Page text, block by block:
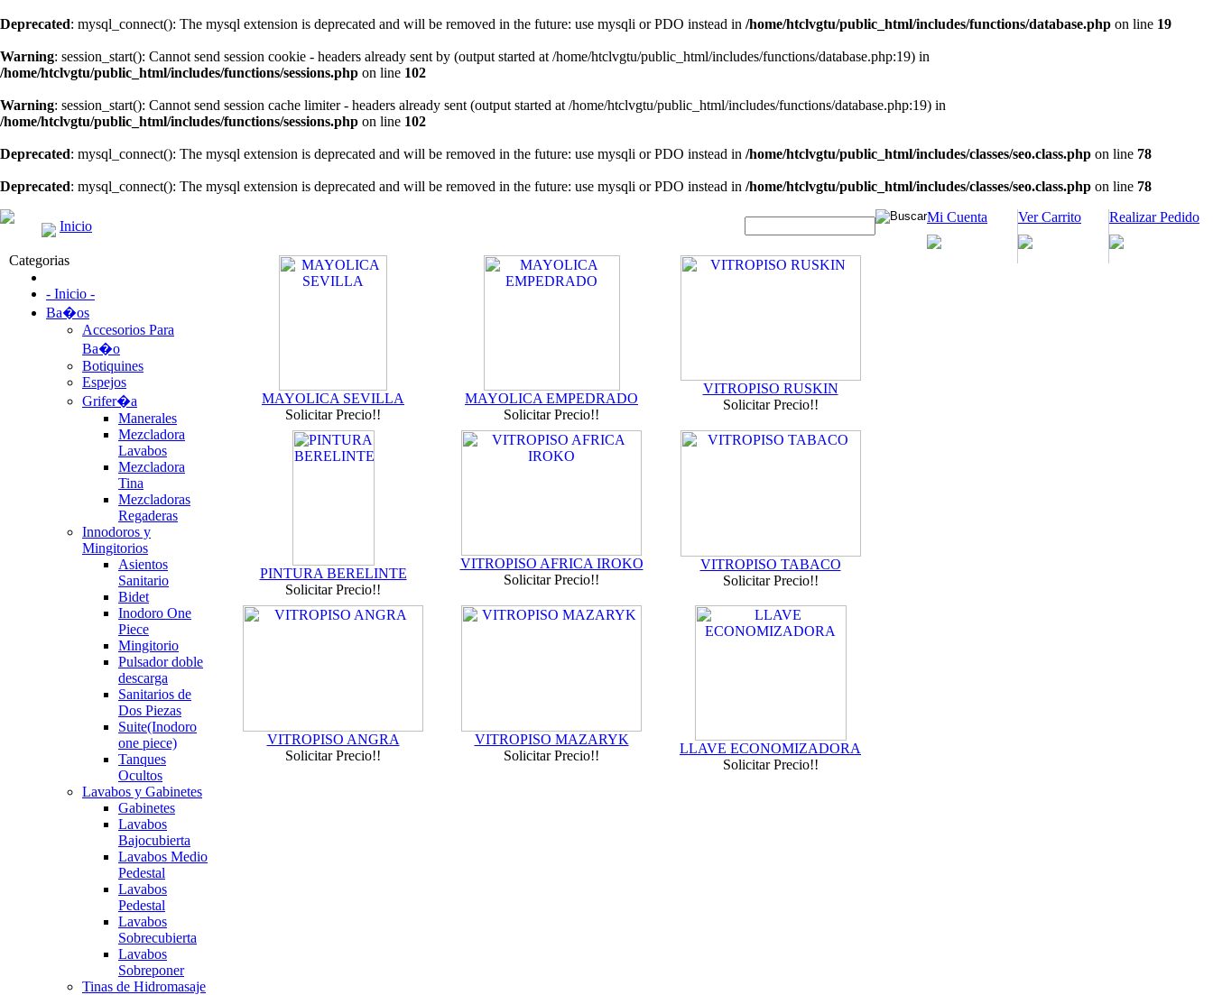
Deprecated: mysql_connect(): The mysql extension is deprecated and will be removed in the future: use mysqli or PDO instead in /home/htclvgtu/public_html/includes/functions/database.php on line 19
Warning: session_start(): Cannot send session cookie - headers already sent by (output started at /home/htclvgtu/public_html/includes/functions/database.php:19) in
/home/htclvgtu/public_html/includes/functions/sessions.php on line 102
Warning: session_start(): Cannot send session cache limiter - headers already sent (output started at /home/htclvgtu/public_html/includes/functions/database.php:19) in
/home/htclvgtu/public_html/includes/functions/sessions.php on line 102
Deprecated: mysql_connect(): The mysql extension is deprecated and will be removed in the future: use mysqli or PDO instead in /home/htclvgtu/public_html/includes/classes/seo.class.php on line 78
Deprecated: mysql_connect(): The mysql extension is deprecated and will be removed in the future: use mysqli or PDO instead in /home/htclvgtu/public_html/includes/classes/seo.class.php on line 78
Realizar Pedido
Ver Carrito
Mi Cuenta
Inicio
Categorias
- Inicio -
Ba�os
Accesorios Para
Ba�o
Botiquines
Espejos
Grifer�a
Manerales
Mezcladora
Lavabos
Mezcladora
Tina
Mezcladoras
Regaderas
Innodoros y
Mingitorios
Asientos
Sanitario
Bidet
Inodoro One
Piece
Mingitorio
Pulsador doble
descarga
Sanitarios de
Dos Piezas
Suite(Inodoro
one piece)
Tanques
Ocultos
Lavabos y Gabinetes
Gabinetes
Lavabos
Bajocubierta
Lavabos Medio
Pedestal
Lavabos
Pedestal
Lavabos
Sobrecubierta
Lavabos
Sobreponer
Tinas de Hidromasaje
MAYOLICA SEVILLA
Solicitar Precio!!
MAYOLICA EMPEDRADO
Solicitar Precio!!
VITROPISO RUSKIN
Solicitar Precio!!
PINTURA BERELINTE
Solicitar Precio!!
VITROPISO AFRICA IROKO
Solicitar Precio!!
VITROPISO TABACO
Solicitar Precio!!
VITROPISO ANGRA
Solicitar Precio!!
VITROPISO MAZARYK
Solicitar Precio!!
LLAVE ECONOMIZADORA
Solicitar Precio!!